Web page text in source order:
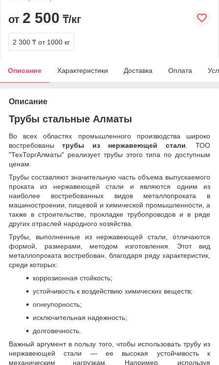
от 2 500 ₸/кг
2 300 ₸ от 1000 кг
Описание Характеристики Доставка Оплата
Описание
Трубы стальные Алматы
Во всех областях промышленного производства широко
востребованытрубы из нержавеющей стали. ТОО
"ТехТоргАлматы" реализует трубы этого типа по доступным
ценам.
Трубы составляют значительную часть объема выпускаемого
проката из нержавеющей стали и являются одним из
наиболее востребованных видов металлопроката в
машиностроении, пищевой и химической промышленности, а
также в строительстве, прокладке трубопроводов и в ряде
других отраслей народного хозяйства.
Трубы, выполненные из нержавеющей стали, отличаются
формой, размерами, методом изготовления. Этот вид
металлопроката востребован, благодаря ряду характеристик,
среди которых:
коррозионная стойкость;
устойчивость к воздействию химических веществ;
огнеупорность;
исключительная надежность;
долговечность.
Важный аргумент в пользу того, чтобы использовать трубу из
нержавеющей стали — ее высокая устойчивость к
механическим нагрузкам. Например, используя